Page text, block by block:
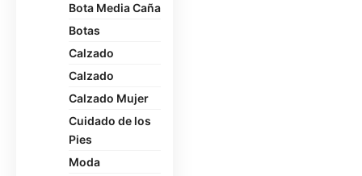
Bota Media Caña
Botas
Calzado
Calzado
Calzado Mujer
Cuidado de los
Pies
Moda